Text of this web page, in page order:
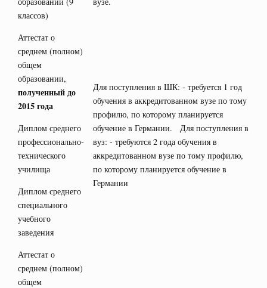
классов)
Аттестат о
среднем (полном)
общем
образовании,
полученный до
2015 года
Для поступления в ШК: - требуется 1 год
обучения в аккредитованном вузе по тому
профилю, по которому планируется
обучение в Германии. Для поступления в
вуз: - требуются 2 года обучения в
аккредитованном вузе по тому профилю,
по которому планируется обучение в
Германии
Диплом среднего
профессионально-
технического
училища
Диплом среднего
специального
учебного
заведения
Аттестат о
среднем (полном)
общем